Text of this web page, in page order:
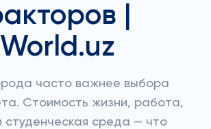
|
World.uz
часто важнее выбора
Стоимость жизни, работа,
студенческая среда — что